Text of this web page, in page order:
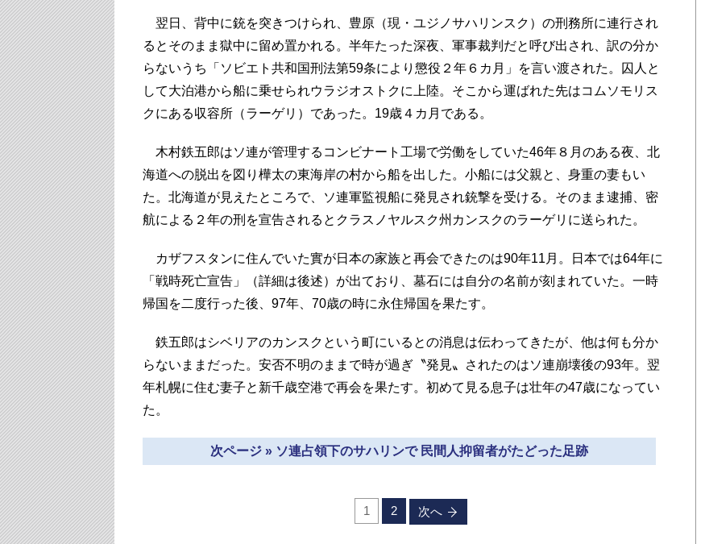
翌日、背中に銃を突きつけられ、豊原（現・ユジノサハリンスク）の刑務所に連行され
るとそのまま獄中に留め置かれる。半年たった深夜、軍事裁判だと呼び出され、訳の分か
らないうち「ソビエト共和国刑法第59条により懲役２年６カ月」を言い渡された。囚人と
して大泊港から船に乗せられウラジオストクに上陸。そこから運ばれた先はコムソモリス
クにある収容所（ラーゲリ）であった。19歳４カ月である。
木村鉄五郎はソ連が管理するコンビナート工場で労働をしていた46年８月のある夜、北
海道への脱出を図り樺太の東海岸の村から船を出した。小船には父親と、身重の妻もい
た。北海道が見えたところで、ソ連軍監視船に発見され銃撃を受ける。そのまま逮捕、密
航による２年の刑を宣告されるとクラスノヤルスク州カンスクのラーゲリに送られた。
カザフスタンに住んでいた實が日本の家族と再会できたのは90年11月。日本では64年に
「戦時死亡宣告」（詳細は後述）が出ており、墓石には自分の名前が刻まれていた。一時
帰国を二度行った後、97年、70歳の時に永住帰国を果たす。
鉄五郎はシベリアのカンスクという町にいるとの消息は伝わってきたが、他は何も分か
らないままだった。安否不明のままで時が過ぎ〝発見〟されたのはソ連崩壊後の93年。翌
年札幌に住む妻子と新千歳空港で再会を果たす。初めて見る息子は壮年の47歳になってい
た。
次ページ » ソ連占領下のサハリンで 民間人抑留者がたどった足跡
1 2 次へ